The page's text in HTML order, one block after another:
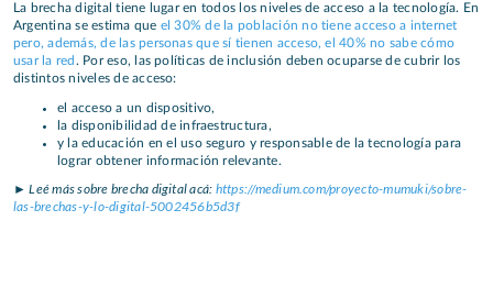
La brecha digital tiene lugar en todos los niveles de acceso a la tecnología. En
Argentina se estima que el 30% de la población no tiene acceso a internet
pero, además, de las personas que sí tienen acceso, el 40% no sabe cómo
usar la red . Por eso, las políticas de inclusión deben ocuparse de cubrir los
distintos niveles de acceso:
el acceso a un dispositivo,
la disponibilidad de infraestructura,
y la educación en el uso seguro y responsable de la tecnología para
lograr obtener información relevante.
► Leé más sobre brecha digital acá: https://medium.com/proyecto-mumuki/sobre-
las-brechas-y-lo-digital-5002456b5d3f